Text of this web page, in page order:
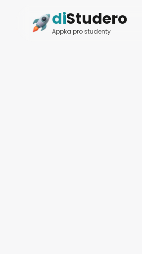
diStudero
Appka pro studenty